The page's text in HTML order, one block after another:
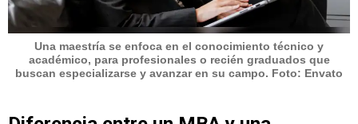
Una maestría se enfoca en el conocimiento técnico y
académico, para profesionales o recién graduados que
buscan especializarse y avanzar en su campo. Foto: Envato